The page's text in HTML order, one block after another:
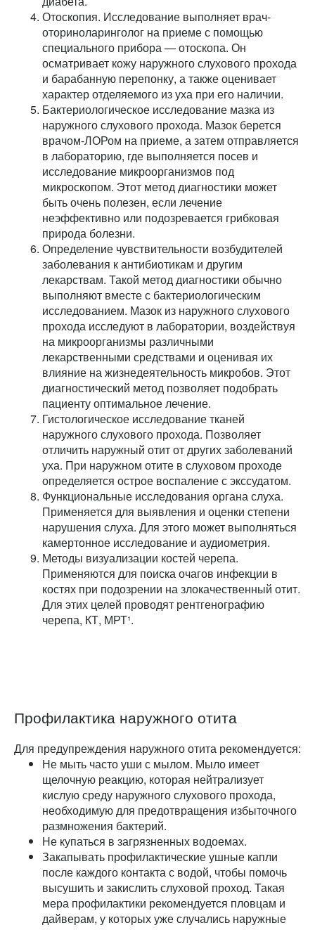
Отоскопия. Исследование выполняет врач-
оториноларинголог на приеме с помощью
специального прибора — отоскопа. Он
осматривает кожу наружного слухового прохода
и барабанную перепонку, а также оценивает
характер отделяемого из уха при его наличии.
Бактериологическое исследование мазка из
наружного слухового прохода. Мазок берется
врачом-ЛОРом на приеме, а затем отправляется
в лабораторию, где выполняется посев и
исследование микроорганизмов под
микроскопом. Этот метод диагностики может
быть очень полезен, если лечение
неэффективно или подозревается грибковая
природа болезни.
Определение чувствительности возбудителей
заболевания к антибиотикам и другим
лекарствам. Такой метод диагностики обычно
выполняют вместе с бактериологическим
исследованием. Мазок из наружного слухового
прохода исследуют в лаборатории, воздействуя
на микроорганизмы различными
лекарственными средствами и оценивая их
влияние на жизнедеятельность микробов. Этот
диагностический метод позволяет подобрать
пациенту оптимальное лечение.
Гистологическое исследование тканей
наружного слухового прохода. Позволяет
отличить наружный отит от других заболеваний
уха. При наружном отите в слуховом проходе
определяется острое воспаление с экссудатом.
Функциональные исследования органа слуха.
Применяется для выявления и оценки степени
нарушения слуха. Для этого может выполняться
камертонное исследование и аудиометрия.
Методы визуализации костей черепа.
Применяются для поиска очагов инфекции в
костях при подозрении на злокачественный отит.
Для этих целей проводят рентгенографию
черепа, КТ, МРТ¹.
Профилактика наружного отита
Для предупреждения наружного отита рекомендуется:
Не мыть часто уши с мылом. Мыло имеет
щелочную реакцию, которая нейтрализует
кислую среду наружного слухового прохода,
необходимую для предотвращения избыточного
размножения бактерий.
Не купаться в загрязненных водоемах.
Закапывать профилактические ушные капли
после каждого контакта с водой, чтобы помочь
высушить и закислить слуховой проход. Такая
мера профилактики рекомендуется пловцам и
дайверам, у которых уже случались наружные